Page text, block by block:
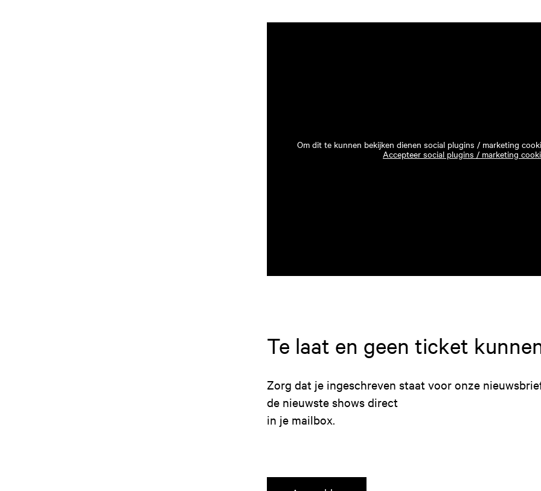
Om dit te kunnen bekijken dienen social plugins / marketing
Accepteer social plugins / marketing
Te laat en geen ticket
Zorg dat je ingeschreven staat voor onze
de nieuwste shows direct
in je mailbox.